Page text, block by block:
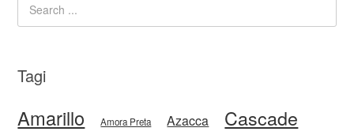
Tagi
Amarillo Amora Preta Azacca Cascade